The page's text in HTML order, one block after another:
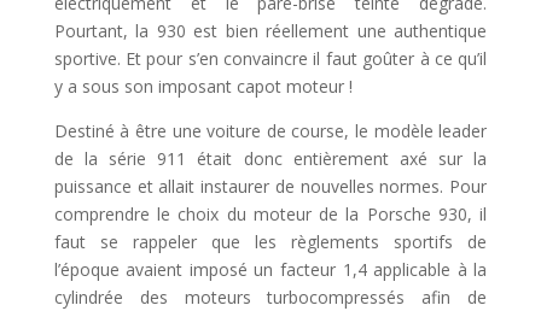
Pourtant, la 930 est bien réellement une authentique
sportive. Et pour s’en convaincre il faut goûter à ce qu’il
y a sous son imposant capot moteur !
Destiné à être une voiture de course, le modèle leader
de la série 911 était donc entièrement axé sur la
puissance et allait instaurer de nouvelles normes. Pour
comprendre le choix du moteur de la Porsche 930, il
faut se rappeler que les règlements sportifs de
l’époque avaient imposé un facteur 1,4 applicable à la
cylindrée des moteurs turbocompressés afin de